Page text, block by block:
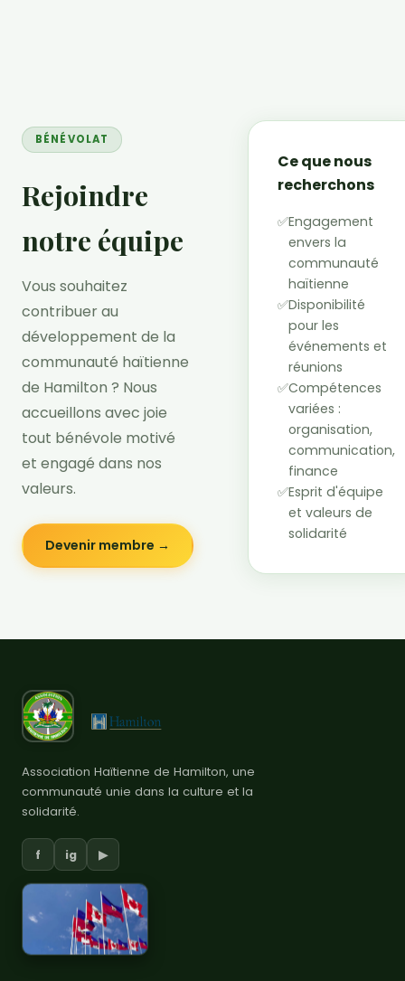
BÉNÉVOLAT
Rejoindre
notre équipe
Vous souhaitez
contribuer au
développement de la
communauté haïtienne
de Hamilton ? Nous
accueillons avec joie
tout bénévole motivé
et engagé dans nos
valeurs.
Devenir membre →
Ce que nous
recherchons
✅Engagement
envers la
communauté
haïtienne
✅Disponibilité
pour les
événements et
réunions
✅Compétences
variées :
organisation,
communication,
finance
✅Esprit d'équipe
et valeurs de
solidarité
Association Haïtienne de Hamilton, une
communauté unie dans la culture et la
solidarité.
f ig ▶